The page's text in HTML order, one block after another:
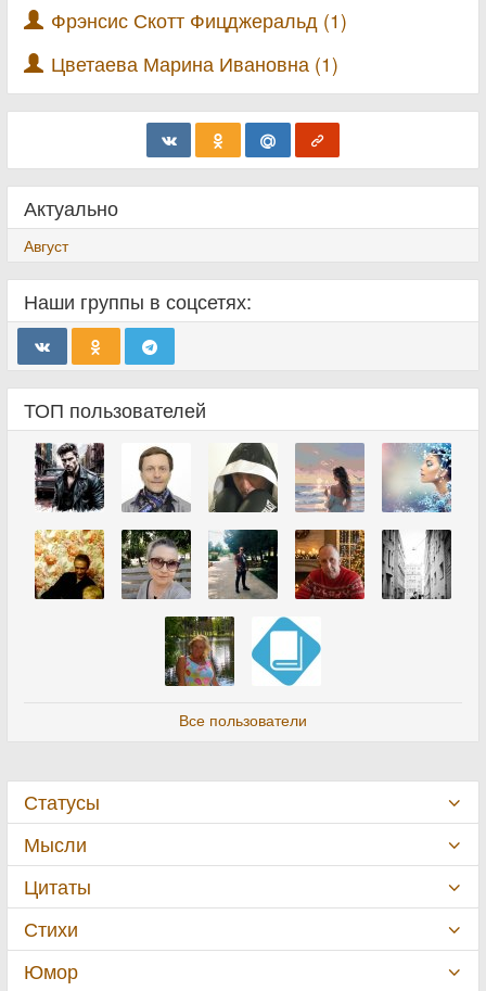
Фрэнсис Скотт Фицджеральд (1)
Цветаева Марина Ивановна (1)
Актуально
Август
Наши группы в соцсетях:
ТОП пользователей
Все пользователи
Статусы
Мысли
Цитаты
Стихи
Юмор